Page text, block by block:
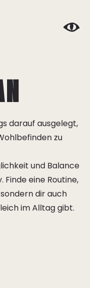
darauf ausgelegt,
zu
und Balance
eine Routine,
dir auch
im Alltag gibt.